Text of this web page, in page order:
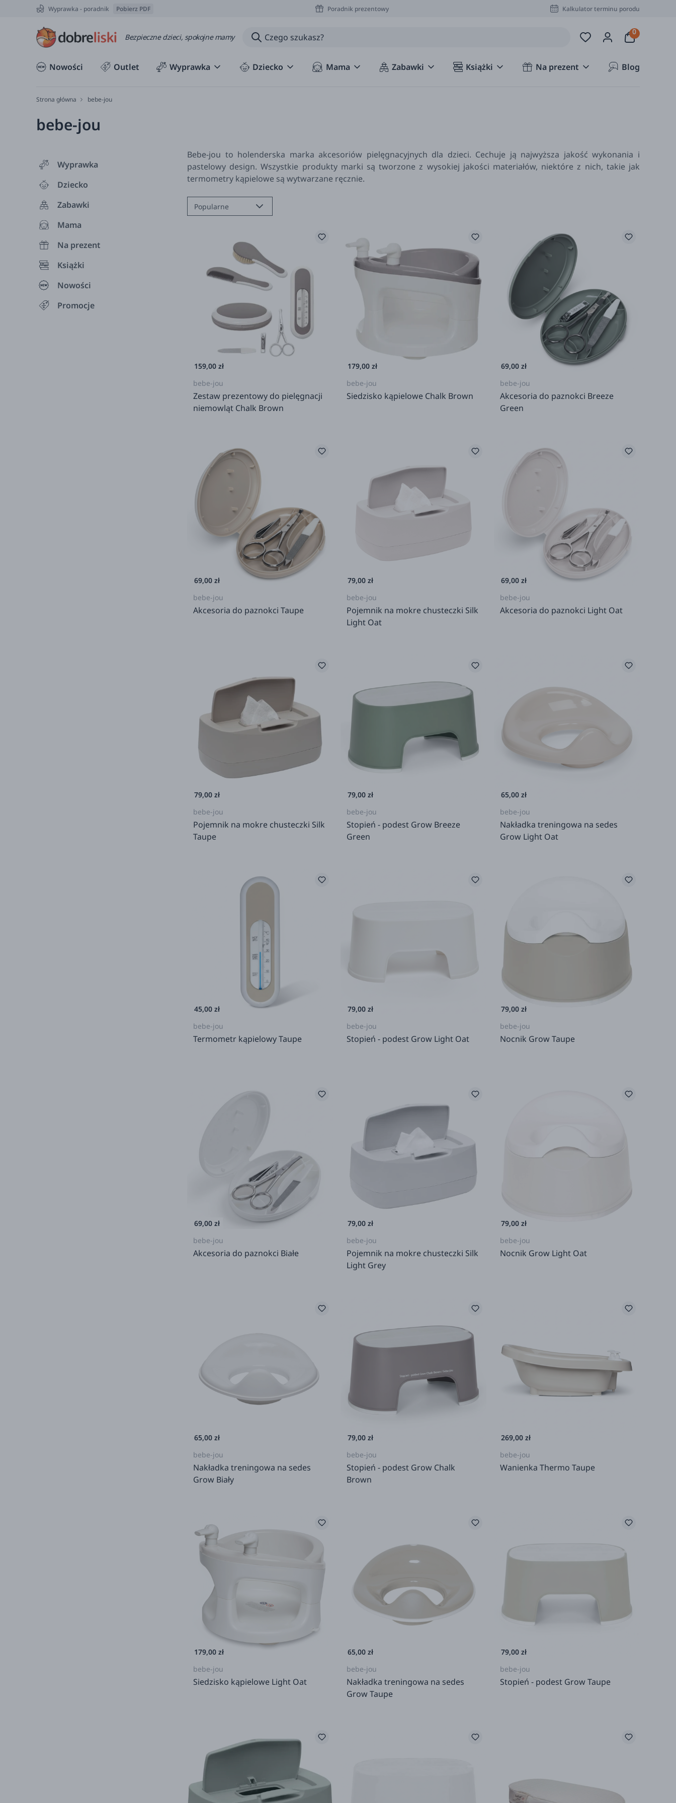
Wyprawka - poradnik Pobierz PDF Poradnik prezentowy Kalkulator terminu porodu
Bezpieczne dzieci, spokojne mamy
Nowości Outlet Wyprawka Dziecko Mama Zabawki Książki Na prezent Blog
Strona główna bebe-jou
bebe-jou
Wyprawka
Dziecko
Zabawki
Mama
Na prezent
Książki
Nowości
Promocje
Bebe-jou to holenderska marka akcesoriów pielęgnacyjnych dla dzieci. Cechuje ją najwyższa jakość wykonania i
pastelowy design. Wszystkie produkty marki są tworzone z wysokiej jakości materiałów, niektóre z nich, takie jak
termometry kąpielowe są wytwarzane ręcznie.
Popularne
159,00 zł
bebe-jou
Zestaw prezentowy do pielęgnacji
niemowląt Chalk Brown
179,00 zł
bebe-jou
Siedzisko kąpielowe Chalk Brown
69,00 zł
bebe-jou
Akcesoria do paznokci Breeze
Green
69,00 zł
bebe-jou
Akcesoria do paznokci Taupe
79,00 zł
bebe-jou
Pojemnik na mokre chusteczki Silk
Light Oat
69,00 zł
bebe-jou
Akcesoria do paznokci Light Oat
79,00 zł
bebe-jou
Pojemnik na mokre chusteczki Silk
Taupe
79,00 zł
bebe-jou
Stopień - podest Grow Breeze
Green
65,00 zł
bebe-jou
Nakładka treningowa na sedes
Grow Light Oat
45,00 zł
bebe-jou
Termometr kąpielowy Taupe
79,00 zł
bebe-jou
Stopień - podest Grow Light Oat
79,00 zł
bebe-jou
Nocnik Grow Taupe
69,00 zł
bebe-jou
Akcesoria do paznokci Białe
79,00 zł
bebe-jou
Pojemnik na mokre chusteczki Silk
Light Grey
79,00 zł
bebe-jou
Nocnik Grow Light Oat
65,00 zł
bebe-jou
Nakładka treningowa na sedes
Grow Biały
79,00 zł
bebe-jou
Stopień - podest Grow Chalk
Brown
269,00 zł
bebe-jou
Wanienka Thermo Taupe
179,00 zł
bebe-jou
Siedzisko kąpielowe Light Oat
65,00 zł
bebe-jou
Nakładka treningowa na sedes
Grow Taupe
79,00 zł
bebe-jou
Stopień - podest Grow Taupe